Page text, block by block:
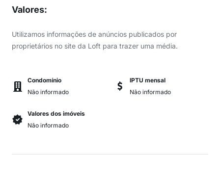
Valores:
Utilizamos informações de anúncios publicados por
proprietários no site da Loft para trazer uma média.
Condomínio
Não informado
IPTU mensal
Não informado
Valores dos imóveis
Não informado